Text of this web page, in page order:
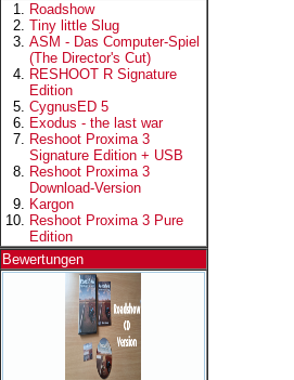
Roadshow
Tiny little Slug
ASM - Das Computer-Spiel
(The Director's Cut)
RESHOOT R Signature
Edition
CygnusED 5
Exodus - the last war
Reshoot Proxima 3
Signature Edition + USB
Reshoot Proxima 3
Download-Version
Kargon
Reshoot Proxima 3 Pure
Edition
Bewertungen